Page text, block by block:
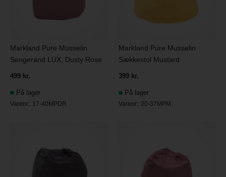
Markland Pure Musselin
Sengerand LUX, Dusty Rose
499 kr.
På lager
Varenr.: 17-40MPDR
Markland Pure Musselin
Sækkestol Mustard
399 kr.
På lager
Varenr.: 20-37MPM